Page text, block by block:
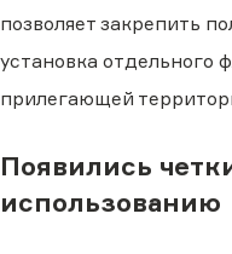
позволяет закрепить
установка отдельного
прилегающей
Появились
использованию